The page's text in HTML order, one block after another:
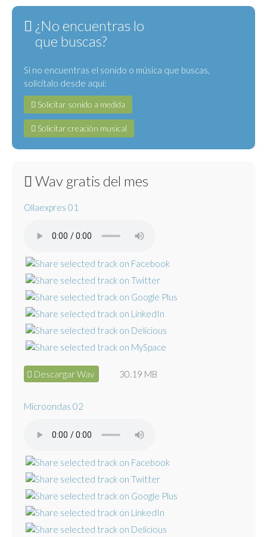
¿No encuentras lo
que buscas?
Si no encuentras el sonido o música que buscas,
solicítalo desde aquí:
Solicitar sonido a medida
Solicitar creación musical
Wav gratis del mes
Ollaexpres 01
Descargar Wav 30.19 MB
Microondas 02